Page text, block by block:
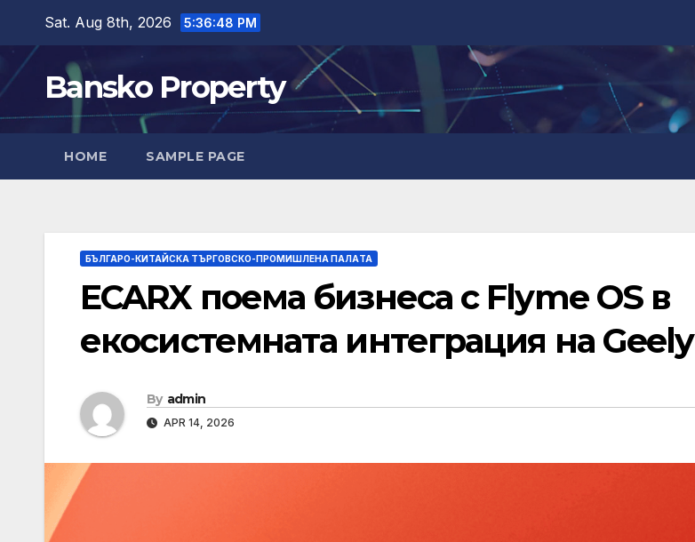
content
Sat. Aug 8th, 2026 5:36:50 PM
Bansko Property
HOME SAMPLE PAGE
БЪЛГАРО-КИТАЙСКА ТЪРГОВСКО-ПРОМИШЛЕНА ПАЛAТА
ECARX поема бизнеса с Flyme OS в
екосистемната интеграция на Geely
By admin
APR 14, 2026